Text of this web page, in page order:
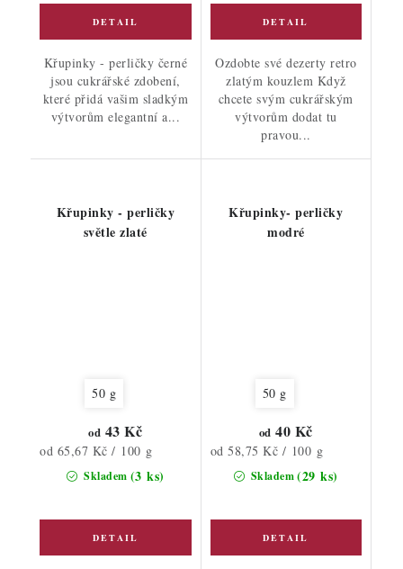
Křupinky - perličky černé
jsou cukrářské zdobení,
které přidá vašim sladkým
výtvorům elegantní a...
Ozdobte své dezerty retro
zlatým kouzlem Když
chcete svým cukrářským
výtvorům dodat tu
pravou...
Křupinky - perličky
světle zlaté
50 g
Skladem (3 ks)
od 43 Kč
Měrná
od 65,67 Kč / 100 g
Křupinky- perličky
modré
50 g
Skladem(29 ks)
od 40 Kč
Měrná
cena:
od 58,75 Kč / 100 g